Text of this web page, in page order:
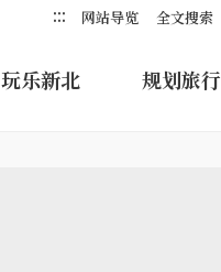
::: 网站导览 全文搜索
玩乐新北 规划旅行